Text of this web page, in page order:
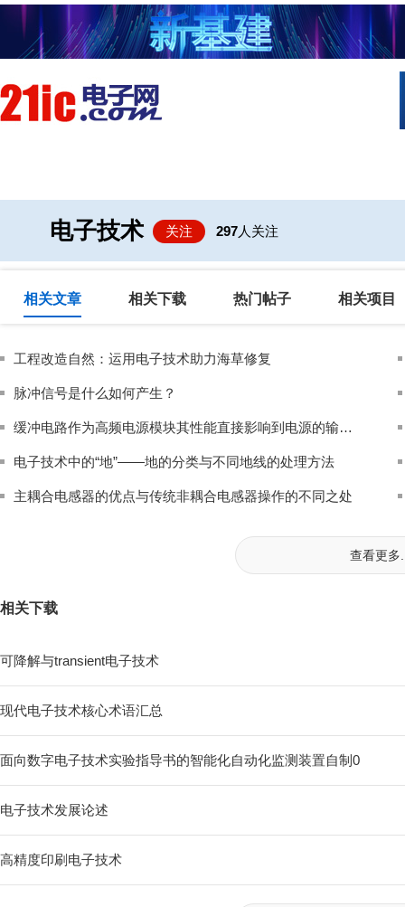
电子技术 关注 297人关注
相关文章 相关下载 热门帖子 相关项目
工程改造自然：运用电子技术助力海草修复
脉冲信号是什么如何产生？
缓冲电路作为高频电源模块其性能直接影响到电源的输出质量
电子技术中的“地”——地的分类与不同地线的处理方法
主耦合电感器的优点与传统非耦合电感器操作的不同之处
查看更多
相关下载
可降解与transient电子技术
现代电子技术核心术语汇总
面向数字电子技术实验指导书的智能化自动化监测装置自制0
电子技术发展论述
高精度印刷电子技术